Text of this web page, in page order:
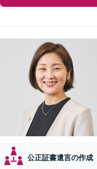
公正証書遺言の作成